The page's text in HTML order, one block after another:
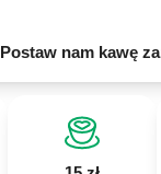
Postaw nam kawę